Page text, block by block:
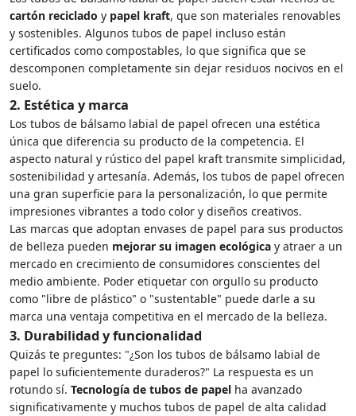
cartón reciclado y papel kraft, que son materiales renovables
y sostenibles. Algunos tubos de papel incluso están
certificados como compostables, lo que significa que se
descomponen completamente sin dejar residuos nocivos en el
suelo.
2. Estética y marca
Los tubos de bálsamo labial de papel ofrecen una estética
única que diferencia su producto de la competencia. El
aspecto natural y rústico del papel kraft transmite simplicidad,
sostenibilidad y artesanía. Además, los tubos de papel ofrecen
una gran superficie para la personalización, lo que permite
impresiones vibrantes a todo color y diseños creativos.
Las marcas que adoptan envases de papel para sus productos
de belleza pueden mejorar su imagen ecológica y atraer a un
mercado en crecimiento de consumidores conscientes del
medio ambiente. Poder etiquetar con orgullo su producto
como "libre de plástico" o "sustentable" puede darle a su
marca una ventaja competitiva en el mercado de la belleza.
3. Durabilidad y funcionalidad
Quizás te preguntes: "¿Son los tubos de bálsamo labial de
papel lo suficientemente duraderos?" La respuesta es un
rotundo sí. Tecnología de tubos de papel ha avanzado
significativamente y muchos tubos de papel de alta calidad